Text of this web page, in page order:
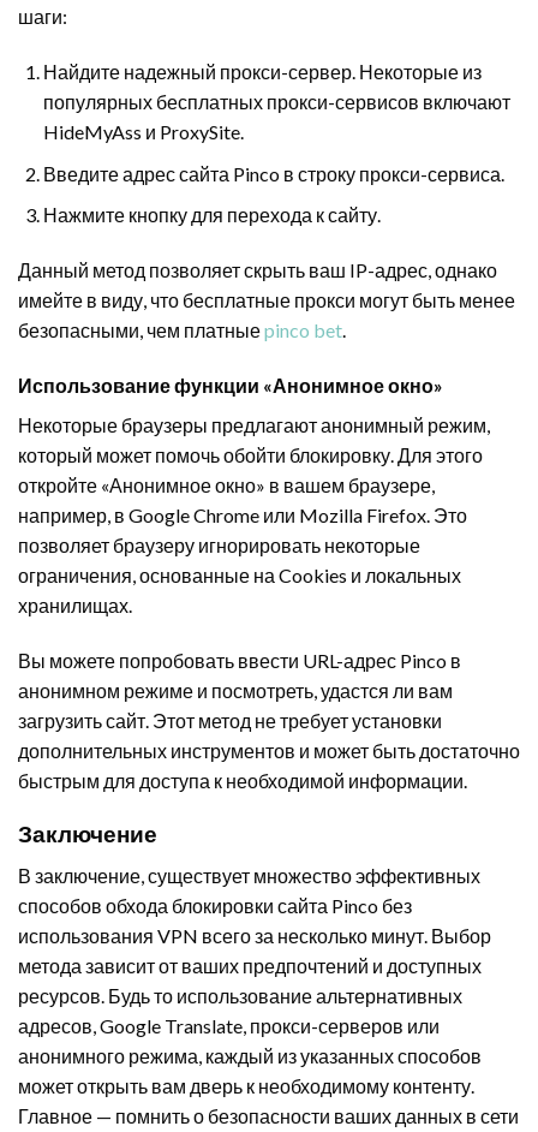
шаги:
Найдите надежный прокси-сервер. Некоторые из
популярных бесплатных прокси-сервисов включают
HideMyAss и ProxySite.
Введите адрес сайта Pinco в строку прокси-сервиса.
Нажмите кнопку для перехода к сайту.
Данный метод позволяет скрыть ваш IP-адрес, однако
имейте в виду, что бесплатные прокси могут быть менее
безопасными, чем платныеpinco bet.
Использование функции «Анонимное окно»
Некоторые браузеры предлагают анонимный режим,
который может помочь обойти блокировку. Для этого
откройте «Анонимное окно» в вашем браузере,
например, в Google Chrome или Mozilla Firefox. Это
позволяет браузеру игнорировать некоторые
ограничения, основанные на Cookies и локальных
хранилищах.
Вы можете попробовать ввести URL-адрес Pinco в
анонимном режиме и посмотреть, удастся ли вам
загрузить сайт. Этот метод не требует установки
дополнительных инструментов и может быть достаточно
быстрым для доступа к необходимой информации.
Заключение
В заключение, существует множество эффективных
способов обхода блокировки сайта Pinco без
использования VPN всего за несколько минут. Выбор
метода зависит от ваших предпочтений и доступных
ресурсов. Будь то использование альтернативных
адресов, Google Translate, прокси-серверов или
анонимного режима, каждый из указанных способов
может открыть вам дверь к необходимому контенту.
Главное — помнить о безопасности ваших данных в сети